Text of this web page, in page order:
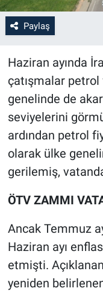
Paylaş
Haziran ayında
çatışmalar
genelinde de
seviyelerini
ardından petrol
olarak ülke
gerilemiş,
ÖTV ZAMMI
Ancak Temmuz
Haziran ayı
etmişti.
yeniden